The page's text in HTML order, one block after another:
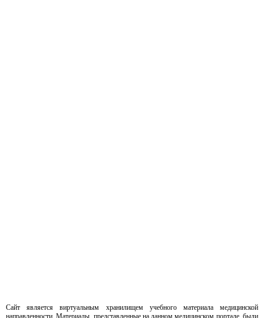
Сайт является виртуальным хранилищем учебного материала медицинской
направленности. Материалы, представленные на данном медицинском портале, были